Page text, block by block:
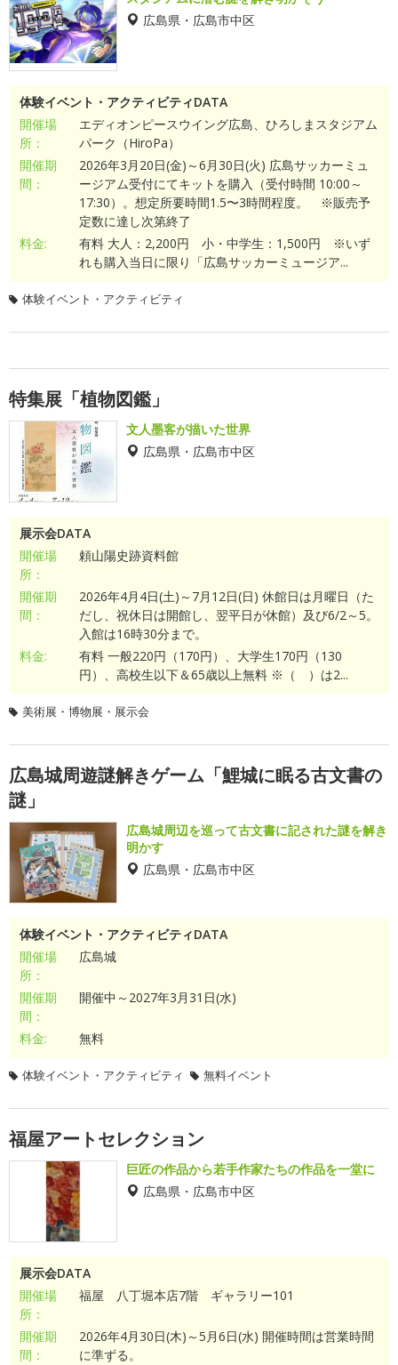
広島県・広島市中区
体験イベント・アクティビティDATA
開催場
所：
エディオンピースウイング広島、ひろしまスタジアム
パーク（HiroPa）
開催期
間：
2026年3月20日(金)～6月30日(火) 広島サッカーミュ
ージアム受付にてキットを購入（受付時間 10:00～
17:30）。想定所要時間1.5〜3時間程度。 ※販売予
定数に達し次第終了
料金:
有料 大人：2,200円 小・中学生：1,500円 ※いず
れも購入当日に限り「広島サッカーミュージア...
体験イベント・アクティビティ
特集展「植物図鑑」
文人墨客が描いた世界
広島県・広島市中区
展示会DATA
開催場
所：
頼山陽史跡資料館
開催期
間：
2026年4月4日(土)～7月12日(日) 休館日は月曜日（た
だし、祝休日は開館し、翌平日が休館）及び6/2～5。
入館は16時30分まで。
料金:
有料 一般220円（170円）、大学生170円（130
円）、高校生以下＆65歳以上無料 ※（ ）は2...
美術展・博物展・展示会
広島城周遊謎解きゲーム「鯉城に眠る古文書の
謎」
広島城周辺を巡って古文書に記された謎を解き
明かす
広島県・広島市中区
体験イベント・アクティビティDATA
開催場
所：
広島城
開催期
間：
開催中～2027年3月31日(水)
料金: 無料
体験イベント・アクティビティ 無料イベント
福屋アートセレクション
巨匠の作品から若手作家たちの作品を一堂に
広島県・広島市中区
展示会DATA
開催場
所：
福屋 八丁堀本店7階 ギャラリー101
開催期
間：
2026年4月30日(木)～5月6日(水) 開催時間は営業時間
に準ずる。